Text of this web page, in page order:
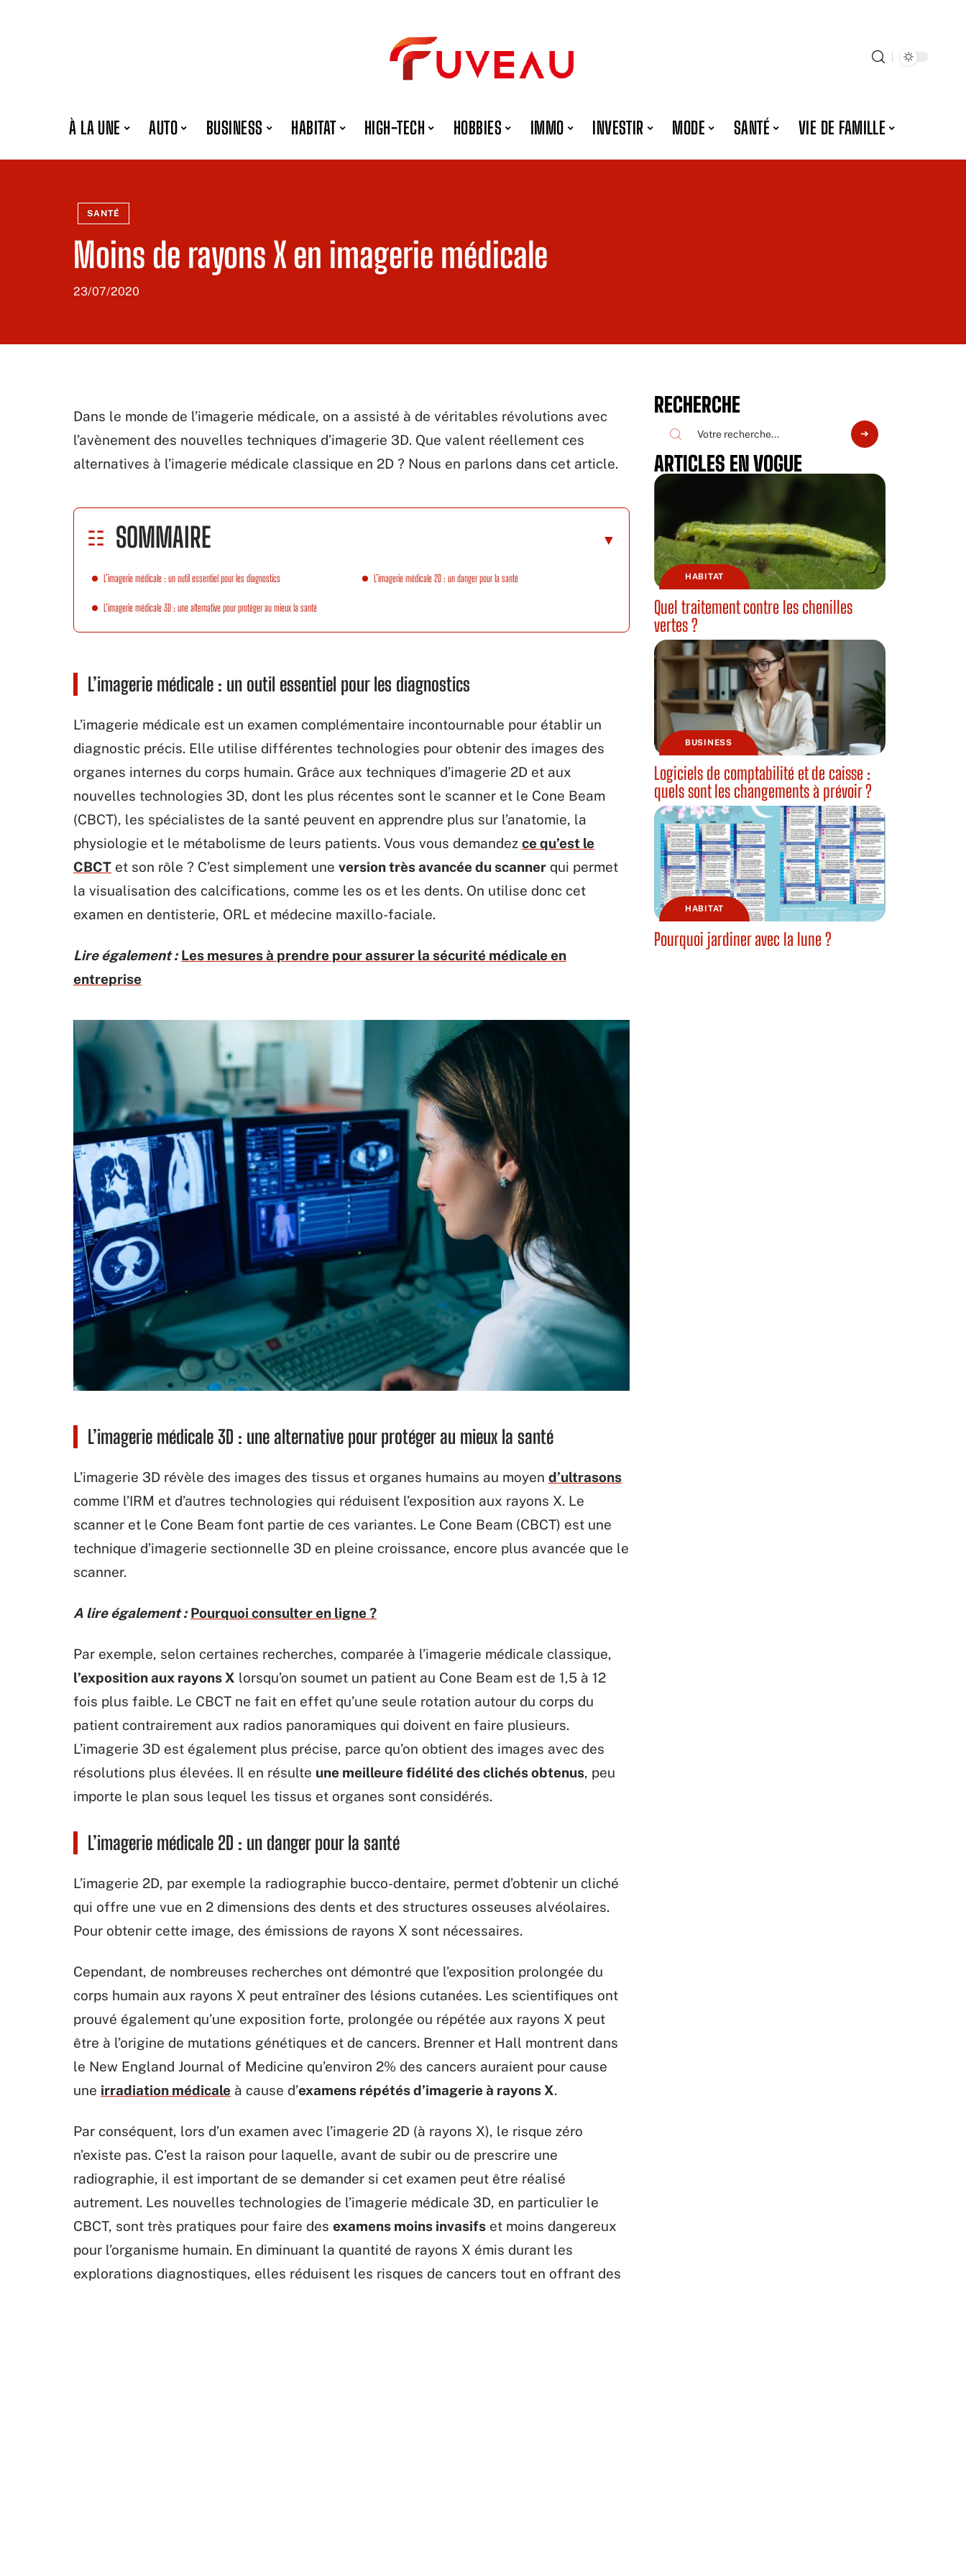
À LA UNE AUTO BUSINESS HABITAT HIGH-TECH HOBBIES IMMO INVESTIR MODE SANTÉ VIE DE FAMILLE
SANTÉ
Moins de rayons X en imagerie médicale
23/07/2020
Dans le monde de l’imagerie médicale, on a assisté à de véritables révolutions avec
l’avènement des nouvelles techniques d’imagerie 3D. Que valent réellement ces
alternatives à l’imagerie médicale classique en 2D ? Nous en parlons dans cet article.
SOMMAIRE
L’imagerie médicale : un outil essentiel pour les diagnostics
L’imagerie médicale 3D : une alternative pour protéger au mieux la santé
L’imagerie médicale 2D : un danger pour la santé
L’imagerie médicale : un outil essentiel pour les diagnostics
L’imagerie médicale est un examen complémentaire incontournable pour établir un
diagnostic précis. Elle utilise différentes technologies pour obtenir des images des
organes internes du corps humain. Grâce aux techniques d’imagerie 2D et aux
nouvelles technologies 3D, dont les plus récentes sont le scanner et le Cone Beam
(CBCT), les spécialistes de la santé peuvent en apprendre plus sur l’anatomie, la
physiologie et le métabolisme de leurs patients. Vous vous demandez ce qu’est le
CBCT et son rôle ? C’est simplement une version très avancée du scanner qui permet
la visualisation des calcifications, comme les os et les dents. On utilise donc cet
examen en dentisterie, ORL et médecine maxillo-faciale.
Lire également : Les mesures à prendre pour assurer la sécurité médicale en
entreprise
L’imagerie médicale 3D : une alternative pour protéger au mieux la santé
L’imagerie 3D révèle des images des tissus et organes humains au moyen d’ultrasons
comme l’IRM et d’autres technologies qui réduisent l’exposition aux rayons X. Le
scanner et le Cone Beam font partie de ces variantes. Le Cone Beam (CBCT) est une
technique d’imagerie sectionnelle 3D en pleine croissance, encore plus avancée que le
scanner.
A lire également : Pourquoi consulter en ligne ?
Par exemple, selon certaines recherches, comparée à l’imagerie médicale classique,
l’exposition aux rayons X lorsqu’on soumet un patient au Cone Beam est de 1,5 à 12
fois plus faible. Le CBCT ne fait en effet qu’une seule rotation autour du corps du
patient contrairement aux radios panoramiques qui doivent en faire plusieurs.
L’imagerie 3D est également plus précise, parce qu’on obtient des images avec des
résolutions plus élevées. Il en résulte une meilleure fidélité des clichés obtenus, peu
importe le plan sous lequel les tissus et organes sont considérés.
L’imagerie médicale 2D : un danger pour la santé
L’imagerie 2D, par exemple la radiographie bucco-dentaire, permet d’obtenir un cliché
qui offre une vue en 2 dimensions des dents et des structures osseuses alvéolaires.
Pour obtenir cette image, des émissions de rayons X sont nécessaires.
Cependant, de nombreuses recherches ont démontré que l’exposition prolongée du
corps humain aux rayons X peut entraîner des lésions cutanées. Les scientifiques ont
prouvé également qu’une exposition forte, prolongée ou répétée aux rayons X peut
être à l’origine de mutations génétiques et de cancers. Brenner et Hall montrent dans
le New England Journal of Medicine qu’environ 2% des cancers auraient pour cause
une irradiation médicale à cause d’examens répétés d’imagerie à rayons X.
Par conséquent, lors d’un examen avec l’imagerie 2D (à rayons X), le risque zéro
n’existe pas. C’est la raison pour laquelle, avant de subir ou de prescrire une
radiographie, il est important de se demander si cet examen peut être réalisé
autrement. Les nouvelles technologies de l’imagerie médicale 3D, en particulier le
CBCT, sont très pratiques pour faire des examens moins invasifs et moins dangereux
pour l’organisme humain. En diminuant la quantité de rayons X émis durant les
explorations diagnostiques, elles réduisent les risques de cancers tout en offrant des
RECHERCHE
ARTICLES EN VOGUE
HABITAT
Quel traitement contre les chenilles
vertes ?
BUSINESS
Logiciels de comptabilité et de caisse :
quels sont les changements à prévoir ?
HABITAT
Pourquoi jardiner avec la lune ?